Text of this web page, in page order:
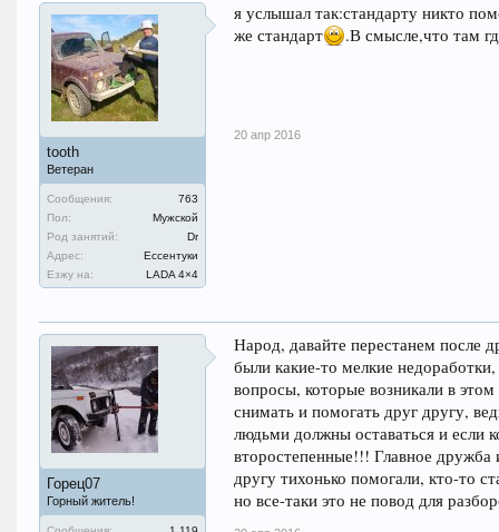
tooth
Ветеран
Сообщения:
763
Пол:
Мужской
Род занятий:
Dr
Адрес:
Ессентуки
Езжу на:
LADA 4×4
я услышал так:стандарту никто
же стандарт
.В смысле,что там
20 апр 2016
Горец07
Горный житель!
Народ, давайте перестанем после
были какие-то мелкие
вопросы, которые возникали в
снимать и помогать друг другу,
людьми должны оставаться и если
второстепенные!!! Главное
другу тихонько помогали, кто-то
но все-таки это не повод для